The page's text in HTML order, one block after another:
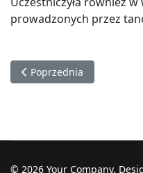
prowadzonych przez
Poprzednia strona: Dos
Poprzednia
© 2026 Your Company.